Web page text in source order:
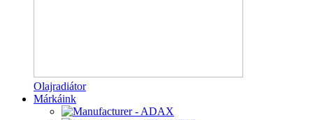
Olajradiátor
Márkáink